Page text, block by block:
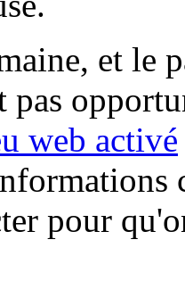
et le
pas
web activé
pour